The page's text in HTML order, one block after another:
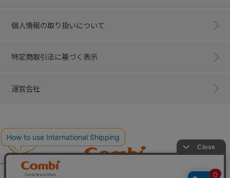
個人情報の取り扱いについて
特定商取引法に基づく表示
運営会社
Combi